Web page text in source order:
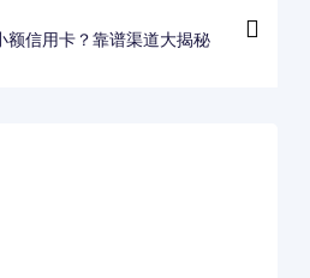
额信用卡？靠谱渠道大揭秘